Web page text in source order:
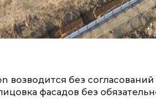
возводится без
фасадов без